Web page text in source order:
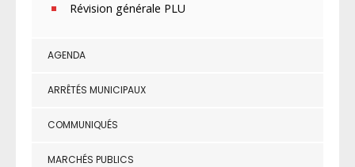
Révision générale PLU
AGENDA
ARRÊTÉS MUNICIPAUX
COMMUNIQUÉS
MARCHÉS PUBLICS